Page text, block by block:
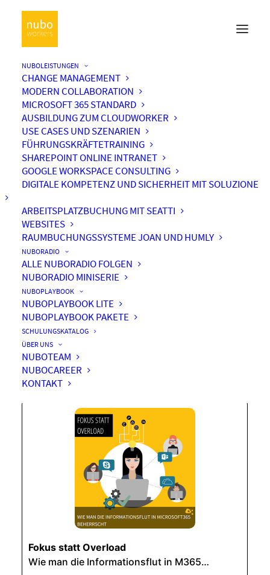
NUBOLEISTUNGEN
CHANGE MANAGEMENT
MODERN COLLABORATION
MICROSOFT 365 STANDARD
AUSBILDUNG ZUM CLOUDWORKER
USE CASES UND SZENARIEN
FÜHRUNGSKRÄFTETRAINING
SHAREPOINT ONLINE INTRANET
GOOGLE WORKSPACE CONSULTING
DIGITALE KOMPETENZ UND SICHERHEIT MIT SOLUZIONE
ARBEITSPLATZBUCHUNG MIT SEATTI
WEBSITES
RAUMBUCHUNGSSYSTEME JOAN UND HUMLY
NUBORADIO
ALLE NUBORADIO FOLGEN
NUBORADIO MINISERIE
NUBOPLAYBOOK
NUBOPLAYBOOK LITE
NUBOPLAYBOOK PAKETE
SCHULUNGSKATALOG
ÜBER UNS
NUBOTEAM
NUBOCAREER
KONTAKT
Fokus statt Informationsflut
in Microsoft 365